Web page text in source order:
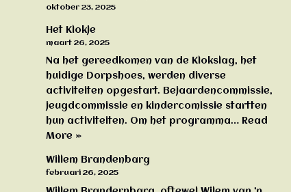
oktober 23, 2025
Het Klokje
maart 26, 2025
Na het gereedkomen van de Klokslag, het
huidige Dorpshoes, werden diverse
activiteiten opgestart. Bejaardencommissie,
jeugdcommissie en kindercomissie startten
hun activiteiten. Om het programma… Read
More »
Willem Brandenbarg
februari 26, 2025